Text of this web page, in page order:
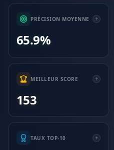
PRÉCISION MOYENNE
65.9%
MEILLEUR SCORE
153
TAUX TOP-10